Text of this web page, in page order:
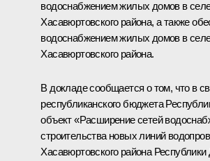
водоснабжением жилых домов в
Хасавюртовского района, а также
водоснабжением жилых домов в
Хасавюртовского района.
В докладе сообщается о том, что в
республиканского бюджета
объект «Расширение сетей
строительства новых линий
Хасавюртовского района Республики